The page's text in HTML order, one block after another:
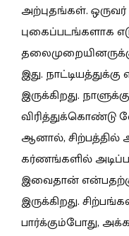
அற்புதங்கள்.
புகைப்படங்களாக
இது.
இருக்கிறது.
விரித்துக்கொண்டு
ஆனால், சிற்பத்தில்
கர்ணங்களில்
இவைதான்
இருக்கிறது.
பார்க்கும்போது,